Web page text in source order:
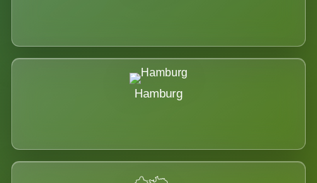
Hamburg